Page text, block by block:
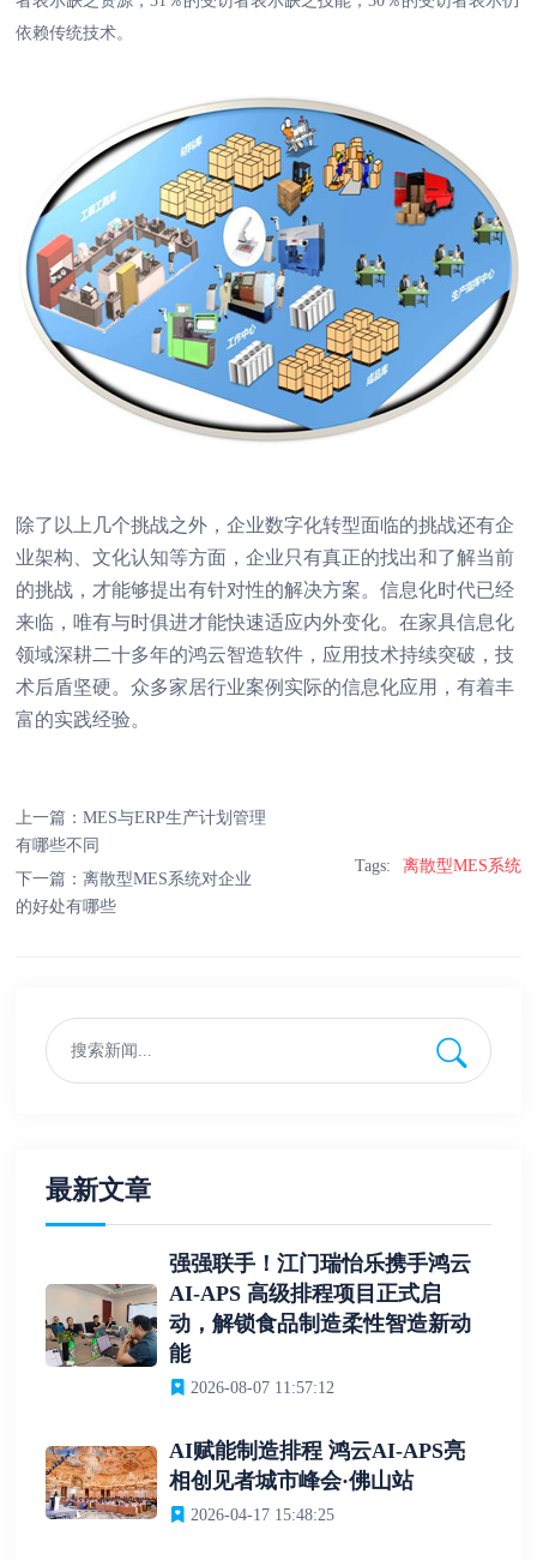
依赖传统技术。
除了以上几个挑战之外，企业数字化转型面临的挑战还有企
业架构、文化认知等方面，企业只有真正的找出和了解当前
的挑战，才能够提出有针对性的解决方案。信息化时代已经
来临，唯有与时俱进才能快速适应内外变化。在家具信息化
领域深耕二十多年的鸿云智造软件，应用技术持续突破，技
术后盾坚硬。众多家居行业案例实际的信息化应用，有着丰
富的实践经验。
上一篇：MES与ERP生产计划管理
有哪些不同
下一篇：离散型MES系统对企业
的好处有哪些
Tags: 离散型MES系统
最新文章
强强联手！江门瑞怡乐携手鸿云
AI-APS 高级排程项目正式启
动，解锁食品制造柔性智造新动
能
2026-08-07 11:57:12
AI赋能制造排程 鸿云AI-APS亮
相创见者城市峰会·佛山站
2026-04-17 15:48:25